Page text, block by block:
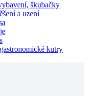
škubačky
a uzení
kutry